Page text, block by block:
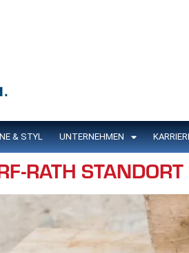
& STYL UNTERNEHMEN
RATH STANDORT